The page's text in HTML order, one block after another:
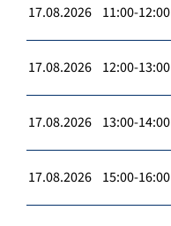
17.08.2026 11:00-12:00
17.08.2026 12:00-13:00
17.08.2026 13:00-14:00
17.08.2026 15:00-16:00